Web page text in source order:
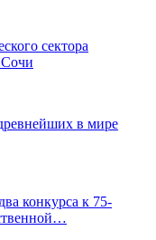
сектора
Сочи
в мире
конкурса к 75-